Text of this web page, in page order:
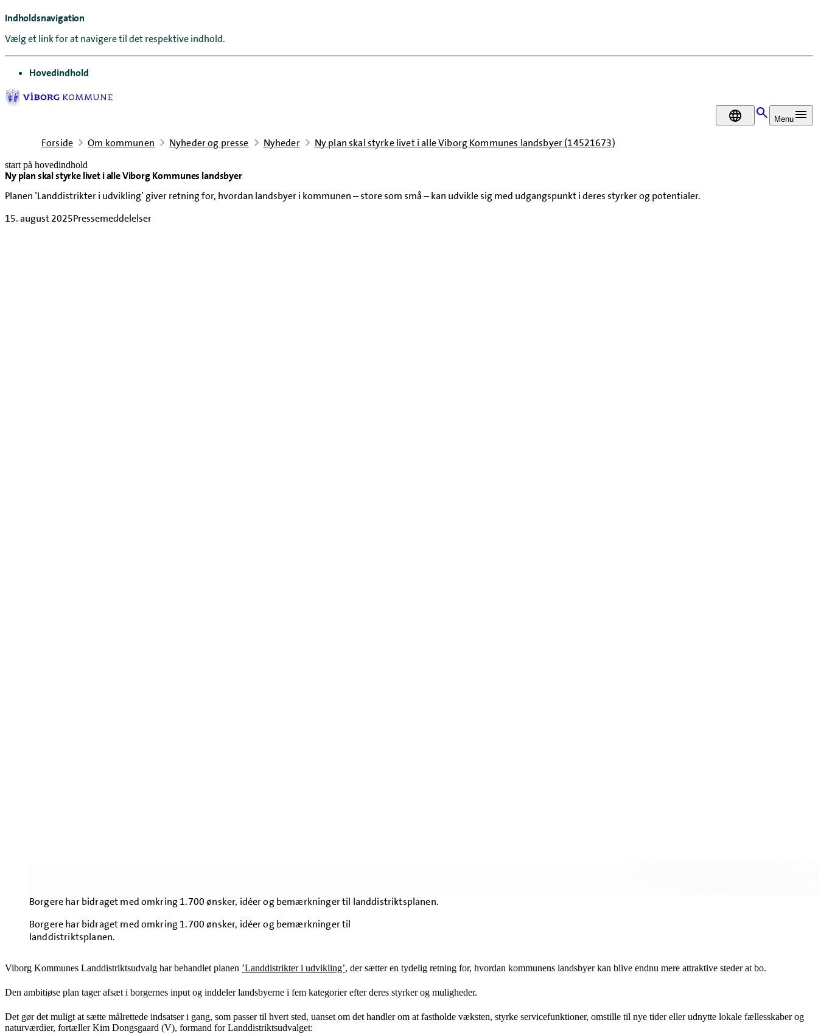
Indholdsnavigation
Vælg et link for at navigere til det respektive indhold.
gå til
Hovedindhold
DA Menu
Forside Om kommunen Nyheder og presse Nyheder Ny plan skal styrke livet i alle Viborg Kommunes landsbyer (14521673)
start på hovedindhold
Ny plan skal styrke livet i alle Viborg Kommunes landsbyer
Planen ’Landdistrikter i udvikling’ giver retning for, hvordan landsbyer i kommunen – store som små – kan udvikle sig med udgangspunkt i deres styrker og potentialer.
15. august 2025Pressemeddelelser
senest opdateret 7. juli 2026
Borgere har bidraget med omkring 1.700 ønsker, idéer og bemærkninger til landdistriktsplanen.
Borgere har bidraget med omkring 1.700 ønsker, idéer og bemærkninger til
landdistriktsplanen.
Viborg Kommunes Landdistriktsudvalg har behandlet planen ’Landdistrikter i udvikling’, der sætter en tydelig retning for, hvordan kommunens landsbyer kan blive endnu mere attraktive steder at bo.
Den ambitiøse plan tager afsæt i borgernes input og inddeler landsbyerne i fem kategorier efter deres styrker og muligheder.
Det gør det muligt at sætte målrettede indsatser i gang, som passer til hvert sted, uanset om det handler om at fastholde væksten, styrke servicefunktioner, omstille til nye tider eller udnytte lokale fællesskaber og
naturværdier, fortæller Kim Dongsgaard (V), formand for Landdistriktsudvalget: